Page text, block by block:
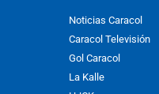
Noticias Caracol
Caracol Televisión
Gol Caracol
La Kalle